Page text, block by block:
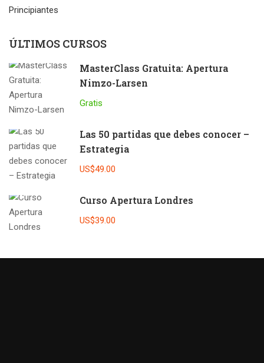
Principiantes
ÚLTIMOS CURSOS
MasterClass Gratuita: Apertura
Nimzo-Larsen
Gratis
Las 50 partidas que debes conocer –
Estrategia
US$49.00
Curso Apertura Londres
US$39.00